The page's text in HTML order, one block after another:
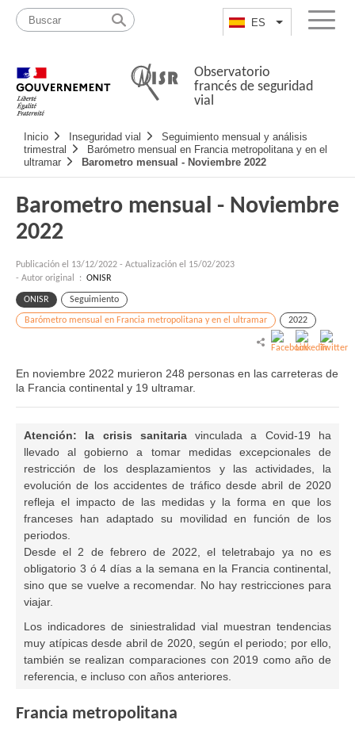
Pasar
contenido
Mapa
web
ES List additional
Menu
Observatorio
francés de seguridad
vial
Navigation
principale
Inicio Inseguridad vial
Seguimiento mensual y análisis
trimestral
Barómetro mensual en Francia metropolitana y en el
ultramar
Barometro mensual - Noviembre 2022
Barometro mensual - Noviembre
2022
Publicación el 13/12/2022 - Actualización el 15/02/2023
- Autor original : ONISR
ONISR Seguimiento
Barómetro mensual en Francia metropolitana y en el ultramar 2022
En noviembre 2022 murieron 248 personas en las carreteras de
la Francia continental y 19 ultramar.
Atención: la crisis sanitaria
vinculada a Covid-19 ha
llevado al gobierno a tomar medidas excepcionales de
restricción de los desplazamientos y las actividades, la
evolución de los accidentes de tráfico desde abril de 2020
refleja el impacto de las medidas y la forma en que los
franceses han adaptado su movilidad en función de los
periodos.
Desde el 2 de febrero de 2022, el teletrabajo ya no es
obligatorio 3 ó 4 días a la semana en la Francia continental,
sino que se vuelve a recomendar. No hay restricciones para
viajar.
Los indicadores de siniestralidad vial muestran tendencias
muy atípicas desde abril de 2020, según el periodo; por ello,
también se realizan comparaciones con 2019 como año de
referencia, e incluso con años anteriores.
Francia metropolitana